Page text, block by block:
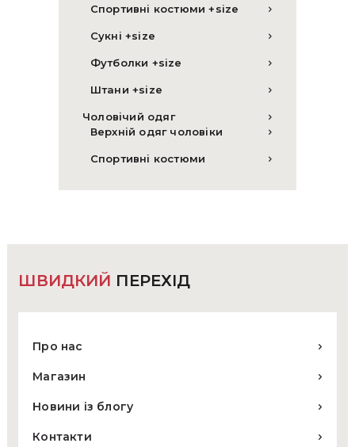
Спортивні костюми +size
Сукні +size
Футболки +size
Штани +size
Чоловічий одяг
Верхній одяг чоловіки
Спортивні костюми
ШВИДКИЙ ПЕРЕХІД
Про нас
Магазин
Новини із блогу
Контакти